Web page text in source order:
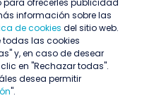
ofrecerles publicidad
información sobre las
de cookies del sitio web.
todas las cookies
y, en caso de desear
en "Rechazar todas".
desea permitir
".